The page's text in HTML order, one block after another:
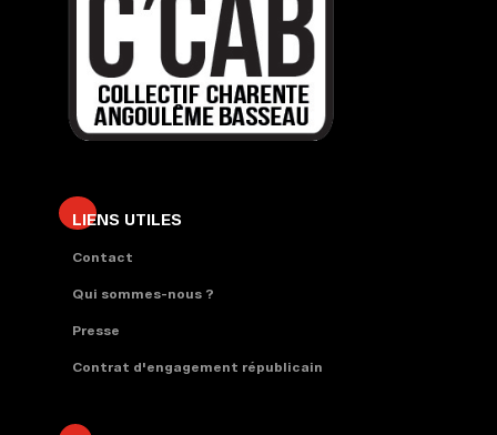
LIENS UTILES
Contact
Qui sommes-nous ?
Presse
Contrat d'engagement républicain